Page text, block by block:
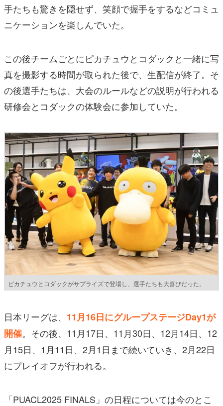
手たちも驚きを隠せず、笑顔で握手をするなどコミュ
ニケーションを楽しんでいた。
この後チームごとにピカチュウとコダックと一緒に写
真を撮影する時間が取られた後で、生配信が終了。そ
の後選手たちは、大会のルールなどの説明が行われる
研修会とコダックの体験会に参加していた。
ピカチュウとコダックがサプライズで登場し、選手たちも大喜びだった。
日本リーグは、 11月16日にグループステージDay1が
開催。その後、11月17日、11月30日、12月14日、12
月15日、1月11日、2月1日まで続いていき、2月22日
にプレイオフが行われる。
「PUACL2025 FINALS」の日程については今のとこ